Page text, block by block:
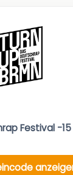
Festival -